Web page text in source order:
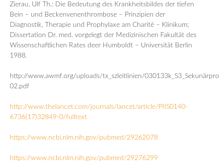
Zierau, Ulf Th.: Die Bedeutung des Krankheitsbildes der tiefen
Bein – und Beckenvenenthrombose – Prinzipien der
Diagnostik, Therapie und Prophylaxe am Charitè – Klinikum;
Dissertation Dr. med. vorgelegt der Medizinischen Fakultät des
Wissenschaftlichen Rates deer Humboldt – Universität Berlin
1988.
http://www.awmf.org/uploads/tx_szleitlinien/
02.pdf
http://www.thelancet.com/journals/lancet/article/PIIS0140-
6736(17)32849-0/fulltext
https://www.ncbi.nlm.nih.gov/pubmed/29262078
https://www.ncbi.nlm.nih.gov/pubmed/29276299